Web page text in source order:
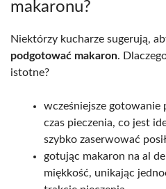
makaronu?
Niektórzy kucharze sugerują,
podgotować makaron.
istotne?
wcześniejsze gotowanie
czas pieczenia, co jest
szybko zaserwować
gotując makaron na al
miękkość, unikając